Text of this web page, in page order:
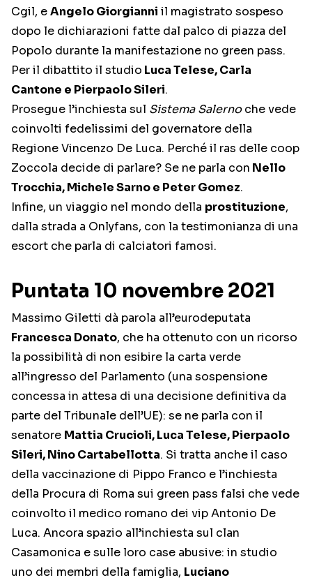
Cgil, eAngelo Giorgianni il magistrato sospeso
dopo le dichiarazioni fatte dal palco di piazza del
Popolo durante la manifestazione no green pass.
Per il dibattito il studio Luca Telese, Carla
Cantone e Pierpaolo Sileri.
Prosegue l’inchiesta sul Sistema Salernoche vede
coinvolti fedelissimi del governatore della
Regione Vincenzo De Luca. Perché il ras delle coop
Zoccola decide di parlare? Se ne parla con Nello
Trocchia, Michele Sarno e Peter Gomez.
Infine, un viaggio nel mondo della prostituzione,
dalla strada a Onlyfans, con la testimonianza di una
escort che parla di calciatori famosi.
Puntata 10 novembre 2021
Massimo Giletti dà parola all’eurodeputata
Francesca Donato, che ha ottenuto con un ricorso
la possibilità di non esibire la carta verde
all’ingresso del Parlamento (una sospensione
concessa in attesa di una decisione definitiva da
parte del Tribunale dell’UE): se ne parla con il
senatore Mattia Crucioli, Luca Telese, Pierpaolo
Sileri, Nino Cartabellotta. Si tratta anche il caso
della vaccinazione di Pippo Franco e l’inchiesta
della Procura di Roma sui green pass falsi che vede
coinvolto il medico romano dei vip Antonio De
Luca. Ancora spazio all’inchiesta sul clan
Casamonica e sulle loro case abusive: in studio
uno dei membri della famiglia, Luciano